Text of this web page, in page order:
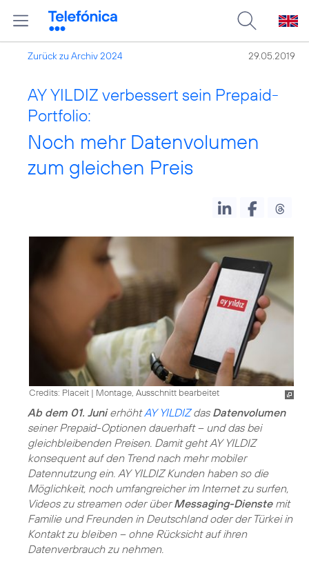
Zurück zu Archiv 2024 29.05.2019
AY YILDIZ verbessert sein Prepaid-
Portfolio:
Noch mehr Datenvolumen
zum gleichen Preis
Credits: Placeit | Montage, Ausschnitt bearbeitet
Ab dem 01. JunierhöhtAY YILDIZdas Datenvolumen
seiner Prepaid-Optionen dauerhaft – und das bei
gleichbleibenden Preisen. Damit geht AY YILDIZ
konsequent auf den Trend nach mehr mobiler
Datennutzung ein. AY YILDIZ Kunden haben so die
Möglichkeit, noch umfangreicher im Internet zu surfen,
Videos zu streamen oder überMessaging-Dienstemit
Familie und Freunden in Deutschland oder der Türkei in
Kontakt zu bleiben – ohne Rücksicht auf ihren
Datenverbrauch zu nehmen.